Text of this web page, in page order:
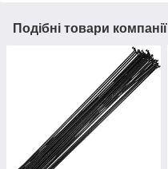
Подібні товари компанії